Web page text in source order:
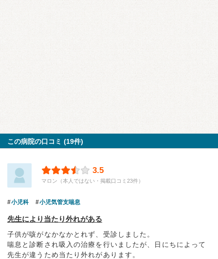
この病院の口コミ (19件)
3.5
マロン（本人ではない・掲載口コミ23件）
小児科 小児気管支喘息
先生により当たり外れがある
子供が咳がなかなかとれず、受診しました。
喘息と診断され吸入の治療を行いましたが、日にちによって
先生が違うため当たり外れがあります。